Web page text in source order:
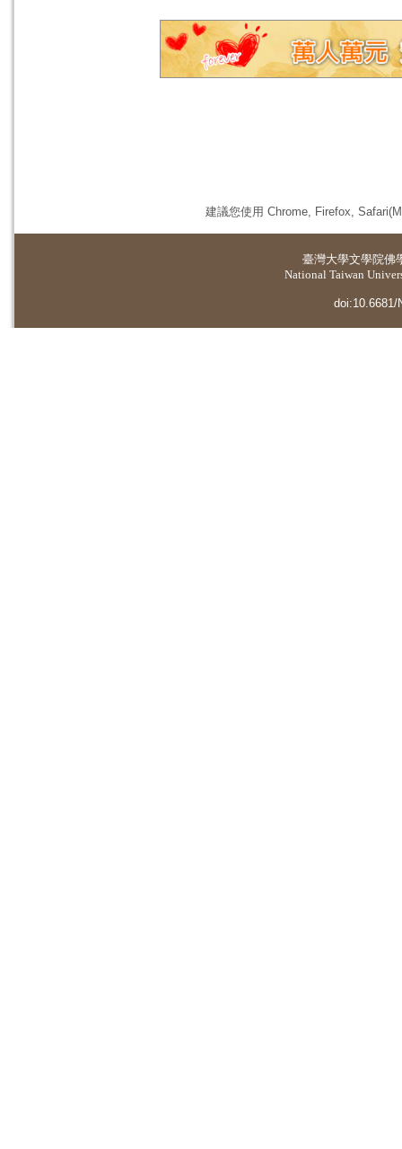
建議您使用 Chrome, Firefox,
臺灣大學文學院佛
National Taiwan
doi:10.6681/